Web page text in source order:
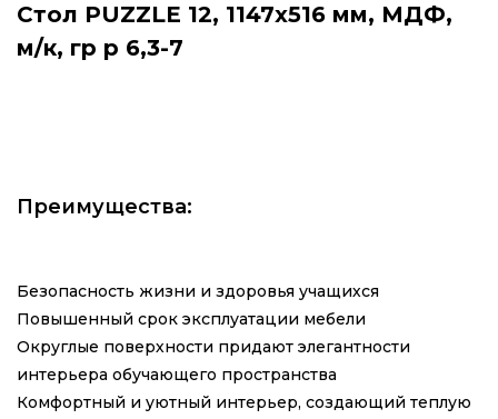
Стол PUZZLE 12, 1147х516 мм, МДФ,
м/к, гр р 6,3-7
Преимущества:
Безопасность жизни и здоровья учащихся
Повышенный срок эксплуатации мебели
Округлые поверхности придают элегантности
интерьера обучающего пространства
Комфортный и уютный интерьер, создающий теплую